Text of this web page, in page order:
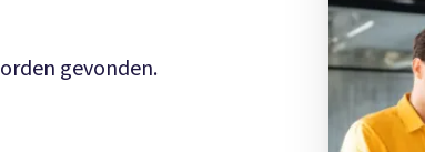
gevonden.